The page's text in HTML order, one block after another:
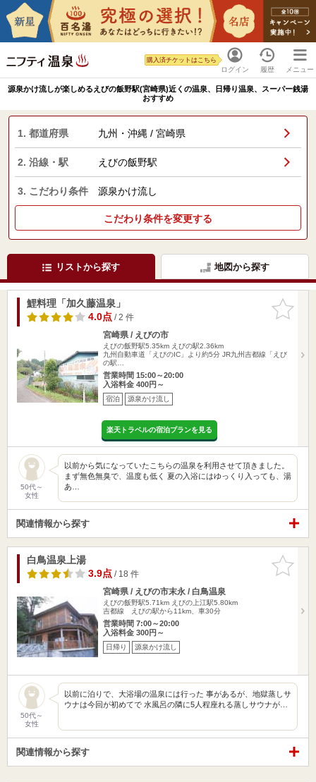
ログイン
購入済チケットはこちら
履歴 メニュー
源泉かけ流しが楽しめるえびの飯野駅(宮崎県)近くの温泉、日帰り温泉、スーパー銭湯
おすすめ
1. 都道府県 九州・沖縄 / 宮崎県
2. 沿線・駅 えびの飯野駅
3. こだわり条件 源泉かけ流し
こだわり条件を変更する
リストから探す 地図から探す
お気に入
りに追加
鯉料理「加久藤温泉」
4.0点/ 2 件
宮崎県 / えびの市
えびの飯野駅5.35km えびの駅2.36km
九州自動車道「えびのIC」より約5分 JR九州吉都線「えび
の駅…
営業時間 15:00～20:00
入浴料金 400円～
宿泊 源泉かけ流し
楽天トラベルの宿泊プランを見る
50代～
女性
以前から気になっていたこちらの温泉を利用させて頂きました。
まず無色無臭で、温度も低く 夏の入浴にはゆっくり入っても、湯
あ…
関連情報から探す
お気に入
りに追加
白鳥温泉上湯
3.9点/ 18 件
宮崎県 / えびの市末永 / 白鳥温泉
えびの飯野駅5.71km えびの上江駅5.80km
吉都線 えびの駅から11km、車30分
営業時間 7:00～20:00
入浴料金 300円～
日帰り 源泉かけ流し
50代～
女性
以前に泊りで、大浴場の温泉には行った 事があるが、地獄蒸しサ
ウナは今回が初めてで 水風呂の隣に5人程座れる蒸しサウナが…
関連情報から探す